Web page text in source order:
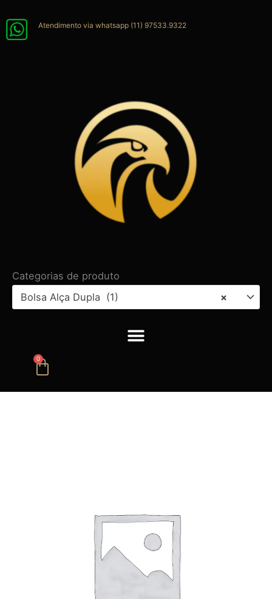
para
Atendimento via whatsapp (11) 97533.9322
Categorias de produto
×
Bolsa Alça Dupla (1)
0
Carrinho